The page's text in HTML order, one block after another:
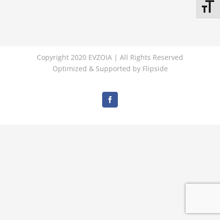
Copyright 2020 EVZOIA | All Rights Reserved
Optimized & Supported by Flipside
Facebook